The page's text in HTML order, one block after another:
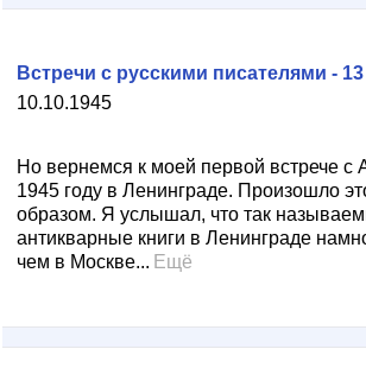
10.10.1945
Встречи с русскими писателями - 13
Но вернемся к моей первой встрече с
1945 году в Ленинграде. Произошло
образом. Я услышал, что так
антикварные книги в Ленинграде
чем в Москве... Ещё